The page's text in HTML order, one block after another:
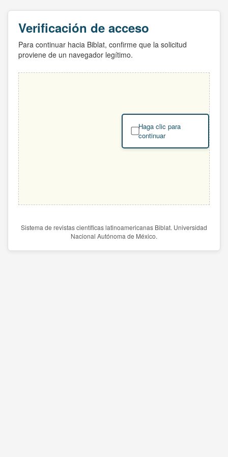
Verificación de acceso
Para continuar hacia Biblat, confirme que la solicitud
proviene de un navegador legítimo.
Haga clic para
continuar
Sistema de revistas científicas latinoamericanas Biblat. Universidad
Nacional Autónoma de México.